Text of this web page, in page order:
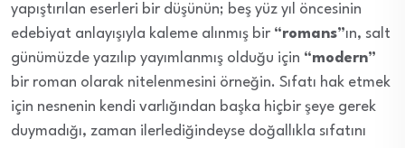
yapıştırılan eserleri bir düşünün; beş yüz yıl öncesinin
edebiyat anlayışıyla kaleme alınmış bir “romans”ın, salt
günümüzde yazılıp yayımlanmış olduğu için “modern”
bir roman olarak nitelenmesini örneğin. Sıfatı hak etmek
için nesnenin kendi varlığından başka hiçbir şeye gerek
duymadığı, zaman ilerlediğindeyse doğallıkla sıfatını